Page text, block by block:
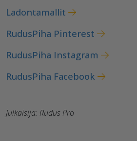
Ladontamallit
RudusPiha Pinterest
RudusPiha Instagram
RudusPiha Facebook
Julkaisija: Rudus Pro